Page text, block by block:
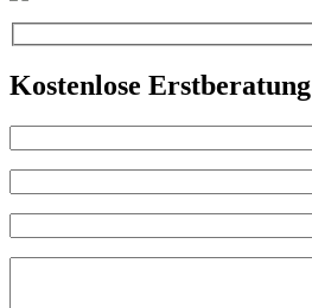
Kostenlose Erstberatung